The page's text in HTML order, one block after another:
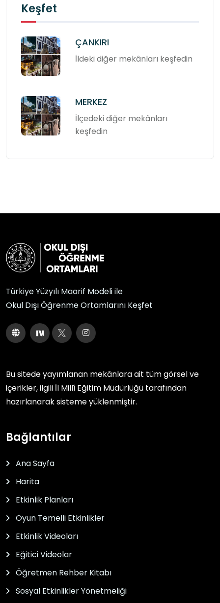
Keşfet
ÇANKIRI
İldeki diğer mekânları keşfedin
MERKEZ
İlçedeki diğer mekânları
keşfedin
Türkiye Yüzyılı Maarif Modeli ile
Okul Dışı Öğrenme Ortamlarını Keşfet
Bu sitede yayımlanan mekânlara ait tüm görsel ve
içerikler, ilgili İl Millî Eğitim Müdürlüğü tarafından
hazırlanarak sisteme yüklenmiştir.
Bağlantılar
Ana Sayfa
Harita
Etkinlik Planları
Oyun Temelli Etkinlikler
Etkinlik Videoları
Eğitici Videolar
Öğretmen Rehber Kitabı
Sosyal Etkinlikler Yönetmeliği